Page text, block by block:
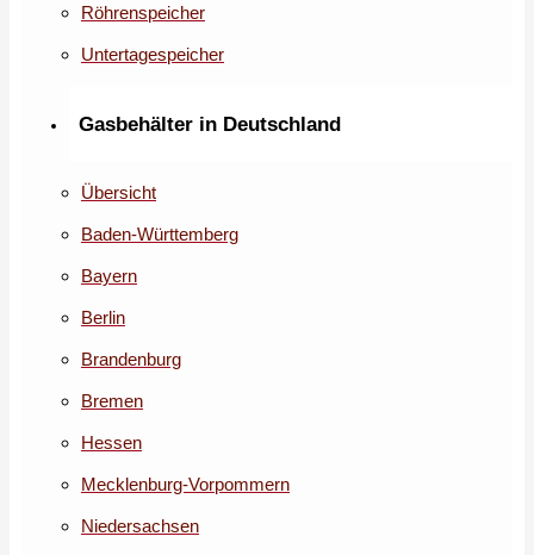
Röhrenspeicher
Untertagespeicher
Gasbehälter in Deutschland
Übersicht
Baden-Württemberg
Bayern
Berlin
Brandenburg
Bremen
Hessen
Mecklenburg-Vorpommern
Niedersachsen